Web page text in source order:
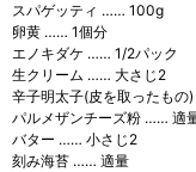
スパゲッティ …… 100g
卵黄 …… 1個分
エノキダケ …… 1/2パック
生クリーム …… 大さじ2
辛子明太子(皮を取ったも
パルメザンチーズ粉 …… 適
バター …… 小さじ2
刻み海苔 …… 適量